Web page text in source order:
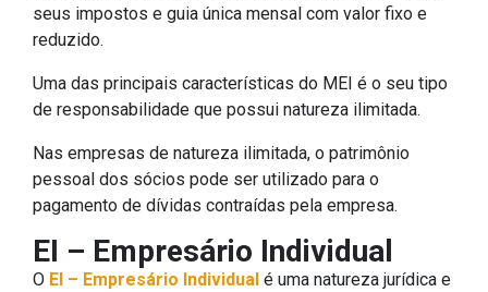
seus impostos e guia única mensal com valor fixo e
reduzido.
Uma das principais características do MEI é o seu tipo
de responsabilidade que possui natureza ilimitada.
Nas empresas de natureza ilimitada, o patrimônio
pessoal dos sócios pode ser utilizado para o
pagamento de dívidas contraídas pela empresa.
EI – Empresário Individual
O EI – Empresário Individual é uma natureza jurídica e